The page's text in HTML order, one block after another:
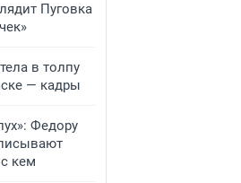
Пуговка
в толпу
— кадры
Федору
кем